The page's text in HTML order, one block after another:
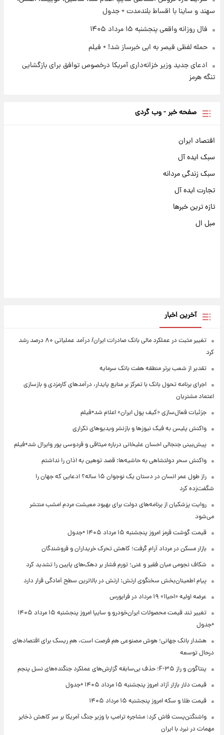
سهند و ساینا با اقساط بلندمدت + جدول
فال روزانه واقعی پنجشنبه ۱۵ مرداد ۱۴۰۵
حمله لفظی قیصر به ابی خبرساز شد! + فیلم
ادعای جدید وزیر خزانه‌داری آمریکا درخصوص توافق برای بازگشایی
تنگه هرمز
صفحه خبر - وب گردی
اقتصاد ایران
سبک ایده آل
سبک زندگی مردانه
تجارت ایده آل
تازه ترین خبرها
مبل ال
آخرین اخبار
تغییر مثبت در عملکرد مالی بانک صادرات ایران/ درآمد عملیاتی ۸۰ درصد رشد
کرد
تقدیر از شعب برتر منطقه هفت بانک سرمایه
اجرای برنامه تحول بانک با تمرکز بر منابع پایدار، درآمدهای کارمزدی و بازسازی
اعتماد مشتریان
جزئیات فعال‌سازی «کیف پول ایران» اعلام شد+فیلم
واکنش پلیس به فیک نیوزها و بازنشر ویدیوهای تکراری
پیش‌بینی جنجالی احسان علیخانی درباره میثاقی و فردوسی پور وایرال شد+فیلم
واکنش سحر دولتشاهی به حاشیه‌ها: قصد توهین به اذان را نداشتم
راز طول عمر انسان در دستان یک نوجوان ۱۵ ساله؟ ادعایی که جهان را
شگفت‌زده کرد
روایت پزشکیان از برنامه‌های دولت برای بهبود معیشت مردم امشب منتشر
می‌شود
قیمت گوشت قرمز امروز پنجشنبه ۱۵ مرداد ۱۴۰۵ +جدول
بازار مسکن در مرداد آرام گرفت؛ کاهش تحرک خریداران و فروشندگان
شکاف نجومی میان فقیر و غنی؛ تورم فشار بر دهک‌های پایین را تشدید کرد
پیام اطمینان‌بخش سخنگوی ارتش: ارتش در بالاترین سطح آمادگی قرار دارد
عرضه اولیه «احیا۱» ۱۹ مرداد در فرابورس
تغییر تند قیمت محصولات ایران‌خودرو و سایپا امروز پنجشنبه ۱۵ مرداد ۱۴۰۵
+جدول
هشدار بانک جهانی؛ هوش مصنوعی هم فرصت است، هم ریسک برای اقتصادهای
درحال توسعه
پنتاگون و راز F-۳۵؛ حذف بی‌سابقه گزارش‌های عملکرد جنگنده‌های نسل پنجم
قیمت دلار بازار آزاد امروز پنجشنبه ۱۵ مرداد ۱۴۰۵ +جدول
قیمت طلا و سکه امروز پنجشنبه ۱۵ مرداد ۱۴۰۵
واشنگتن‌پست فاش کرد: مشاجره ترامپ با وزیر جنگ آمریکا بر سر کاهش ذخایر
مهمات در نبرد با ایران